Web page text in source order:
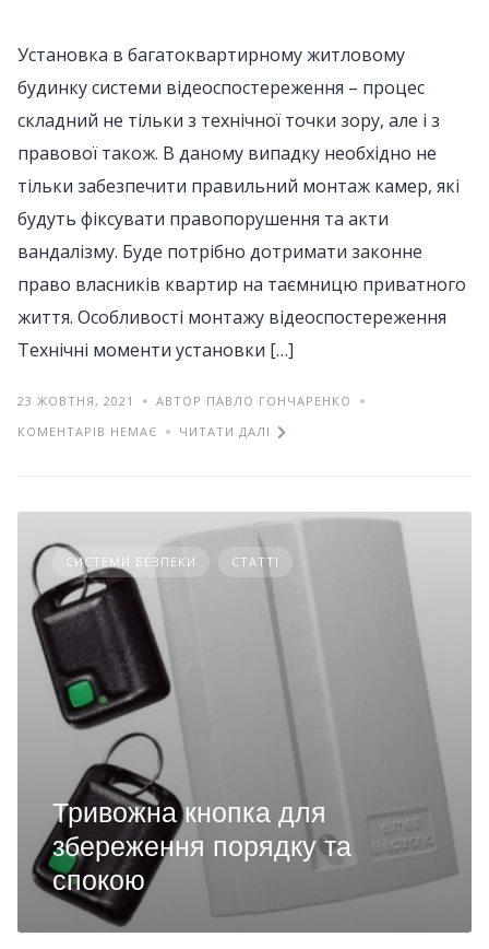
Установка в багатоквартирному житловому
будинку системи відеоспостереження – процес
складний не тільки з технічної точки зору, але і з
правової також. В даному випадку необхідно не
тільки забезпечити правильний монтаж камер, які
будуть фіксувати правопорушення та акти
вандалізму. Буде потрібно дотримати законне
право власників квартир на таємницю приватного
життя. Особливості монтажу відеоспостереження
Технічні моменти установки […]
23 ЖОВТНЯ, 2021
АВТОР ПАВЛО ГОНЧАРЕНКО
КОМЕНТАРІВ НЕМАЄ
ЧИТАТИ ДАЛІ
СИСТЕМИ БЕЗПЕКИ СТАТТІ
Тривожна кнопка для
збереження порядку та
спокою